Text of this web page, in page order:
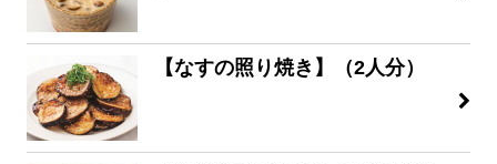
【なすの照り焼き】（2人分）